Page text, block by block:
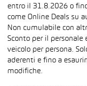
entro il 31.8.2026 o
come Online Deals su
Non cumulabile con
Sconto per il personale
veicolo per persona.
aderenti e fino a
modifiche.